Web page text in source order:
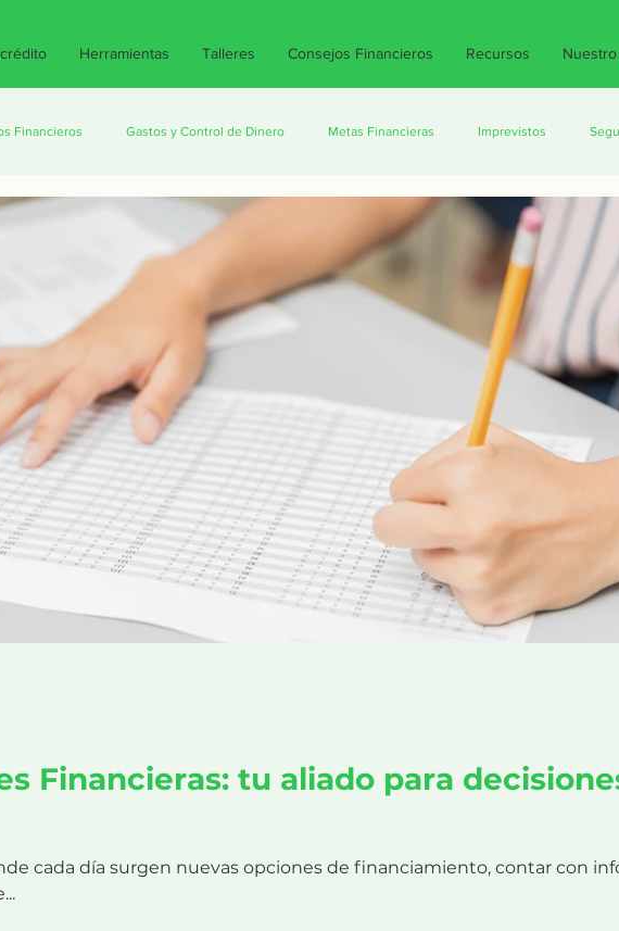
Herramientas Talleres Consejos Financieros Recursos
Financieros Gastos y Control de Dinero Metas Financieras Imprevistos
Financieras: tu aliado para
cada día surgen nuevas opciones de financiamiento, contar con